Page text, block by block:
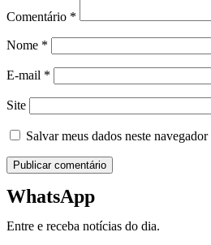
Comentário *
Nome *
E-mail *
Site
Salvar meus dados neste
WhatsApp
Entre e receba notícias do dia.